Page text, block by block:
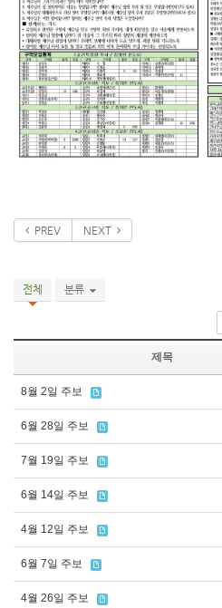
PREV NEXT
전체 분류
제목
8월 2일 주보
6월 28일 주보
7월 19일 주보
6월 14일 주보
4월 12일 주보
6월 7일 주보
4월 26일 주보